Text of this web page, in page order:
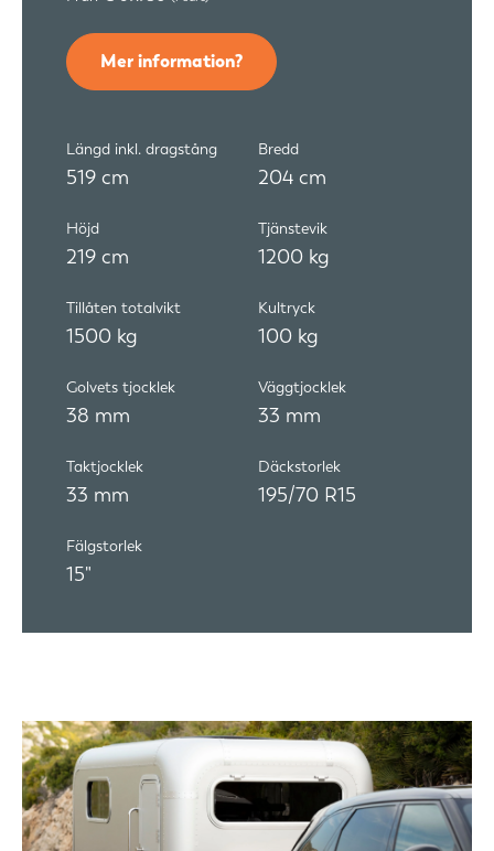
Mer information?
Längd inkl. dragstång
519 cm
Bredd
204 cm
Höjd
219 cm
Tjänstevik
1200 kg
Tillåten totalvikt
1500 kg
Kultryck
100 kg
Golvets tjocklek
38 mm
Väggtjocklek
33 mm
Taktjocklek
33 mm
Däckstorlek
195/70 R15
Fälgstorlek
15"